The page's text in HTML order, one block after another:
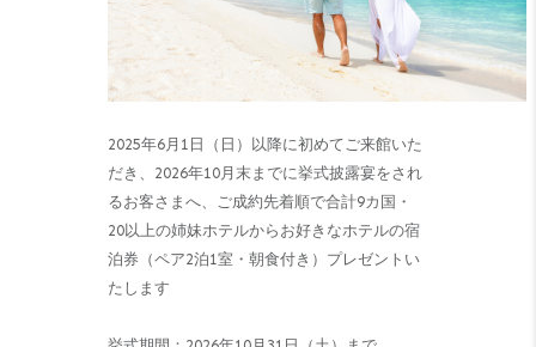
2025年6月1日（日）以降に初めてご来館いた
だき、2026年10月末までに挙式披露宴をされ
るお客さまへ、ご成約先着順で合計9カ国・
20以上の姉妹ホテルからお好きなホテルの宿
泊券（ペア2泊1室・朝食付き）プレゼントい
たします